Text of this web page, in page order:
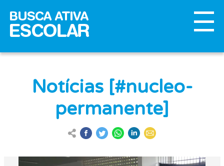
Notícias [#nucleo-
permanente]